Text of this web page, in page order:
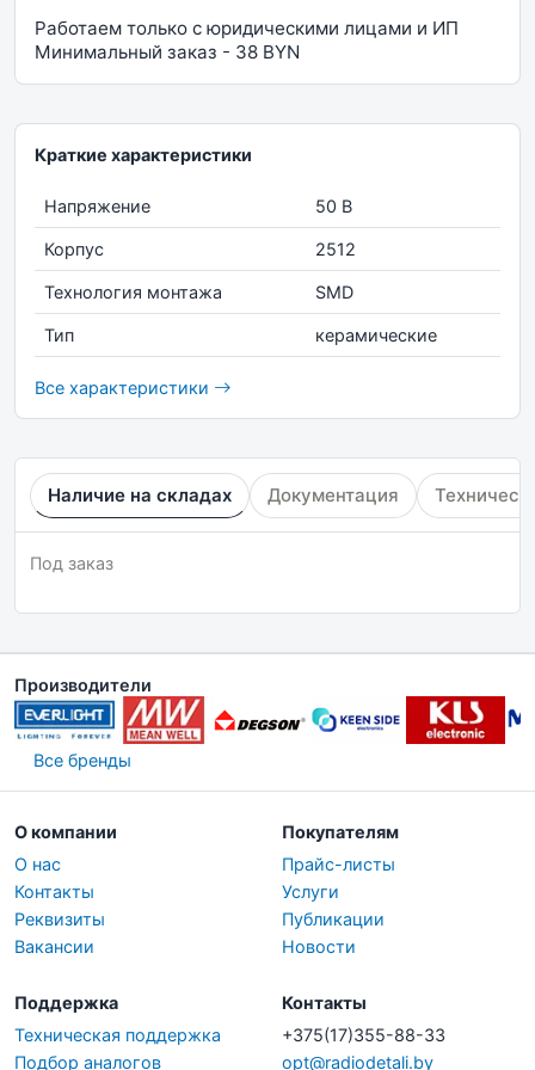
Работаем только с юридическими лицами и ИП
Минимальный заказ - 38 BYN
Краткие характеристики
Напряжение 50 В
Корпус 2512
Технология монтажа SMD
Тип керамические
Все характеристики
Наличие на складах Документация
Под заказ
Производители
Все бренды
О компании
О нас
Контакты
Реквизиты
Вакансии
Покупателям
Прайс-листы
Услуги
Публикации
Новости
Поддержка
Техническая поддержка
Подбор аналогов
Контакты
+375(17)355-88-33
opt@radiodetali.by